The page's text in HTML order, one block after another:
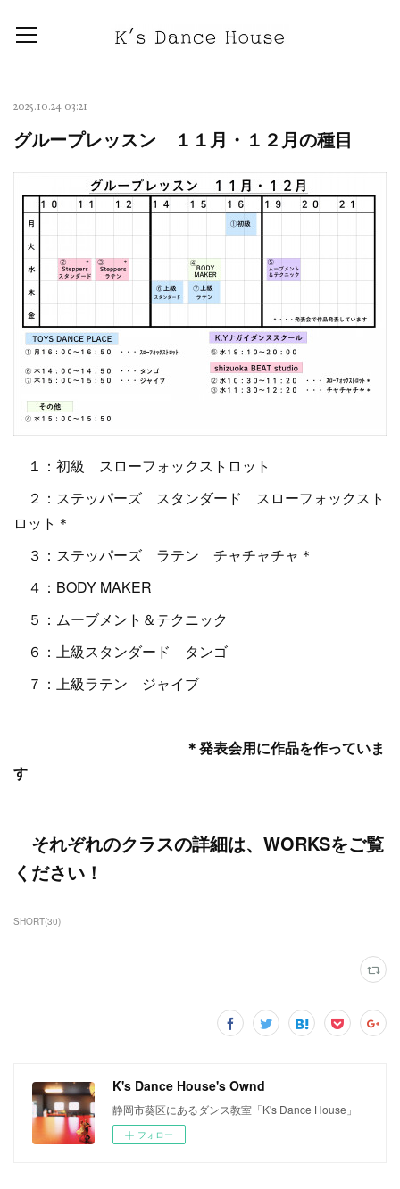
2025.10.24 03:21
グループレッスン １１月・１２月の種目
１：初級 スローフォックストロット
２：ステッパーズ スタンダード スローフォックスト
ロット＊
３：ステッパーズ ラテン チャチャチャ＊
４：BODY MAKER
５：ムーブメント＆テクニック
６：上級スタンダード タンゴ
７：上級ラテン ジャイブ
＊発表会用に作品を作っていま
す
それぞれのクラスの詳細は、WORKSをご覧
ください！
SHORT(30)
K's Dance House's Ownd
静岡市葵区にあるダンス教室「K's Dance House」
フォロー